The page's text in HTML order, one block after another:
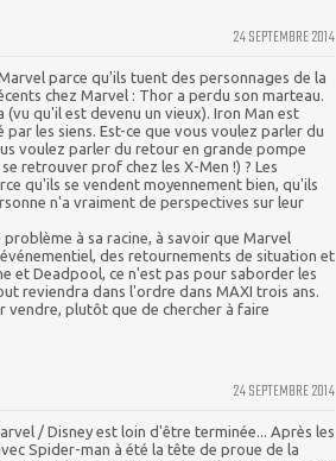
24 SEPTEMBRE 2014
parce qu'ils tuent des personnages de la
chez Marvel : Thor a perdu son marteau.
qu'il est devenu un vieux). Iron Man est
les siens. Est-ce que vous voulez parler du
voulez parler du retour en grande pompe
retrouver prof chez les X-Men !) ? Les
qu'ils se vendent moyennement bien, qu'ils
n'a vraiment de perspectives sur leur
à sa racine, à savoir que Marvel
des retournements de situation et
et Deadpool, ce n'est pas pour saborder les
reviendra dans l'ordre dans MAXI trois ans.
vendre, plutôt que de chercher à faire
24 SEPTEMBRE 2014
/ Disney est loin d'être terminée... Après les
Spider-man à été la tête de proue de la